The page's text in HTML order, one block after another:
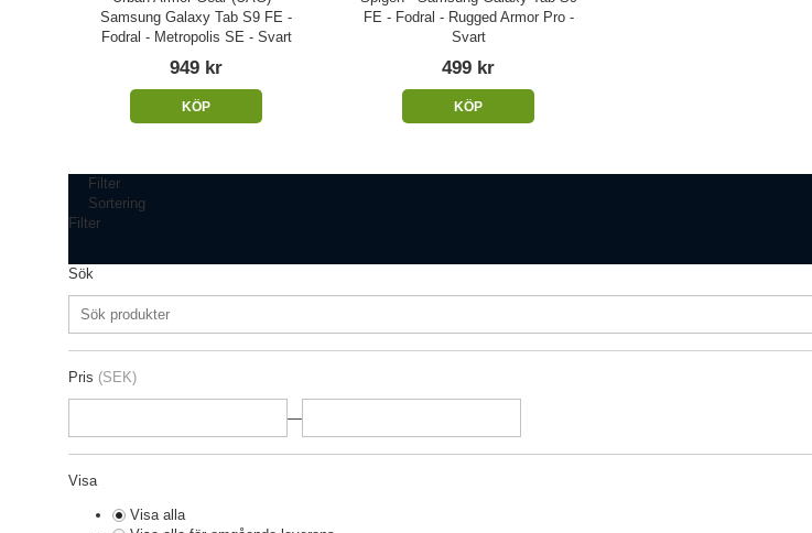
Samsung Galaxy Tab S9 FE -
Fodral - Metropolis SE - Svart
949 kr
KÖP
FE - Fodral - Rugged Armor Pro -
Svart
499 kr
KÖP
Filter
Sortering
Filter
Sök
Pris (SEK)
—
Visa
Visa alla